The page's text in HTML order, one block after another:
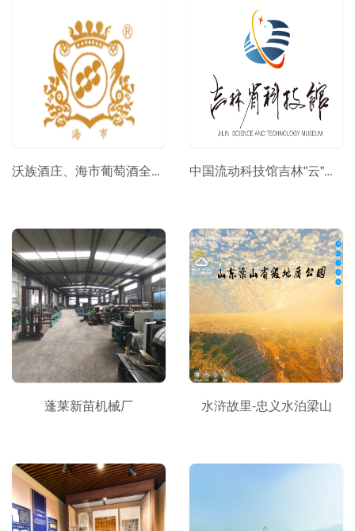
沃族酒庄、海市葡萄酒全景展示 中国流动科技馆吉林"云"巡展
蓬莱新苗机械厂 水浒故里-忠义水泊梁山